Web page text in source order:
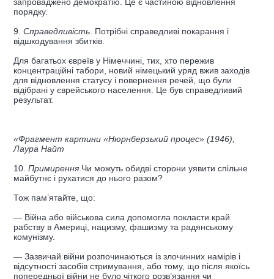
порядку.
9. Справедливість . Потрібні справедливі покарання і
відшкодування збитків.
Для багатьох євреїв у Німеччині, тих, хто пережив
концентраційні табори, новий німецький уряд вжив заходів
для відновлення статусу і повернення речей, що були
відібрані у єврейського населення. Це був справедливий
результат.
«Фрагмент картини «Нюрнберзький процес» (1946),
Лаура Найт
10. Примирення .Чи можуть обидві сторони уявити спільне
майбутнє і рухатися до нього разом?
Тож пам’ятайте, що:
— Війна або військова сила допомогла покласти край
рабству в Америці, нацизму, фашизму та радянському
комунізму.
— Зазвичай війни розпочинаються із злочинних намірів і
відсутності засобів стримування, або тому, що після якоїсь
попередньої війни не було чіткого розв’язання чи